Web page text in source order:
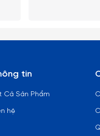
chùi rửa ly cốc.
vào các sản phẩm làm
hoặc dấm trắng (dấm ăn)
lọ bình thuỷ tinh có cổ
tin
Cả Sản Phẩm
hệ